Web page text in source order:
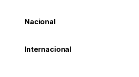
Nacional
Internacional